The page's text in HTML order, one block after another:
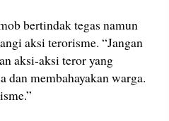
bertindak tegas namun
aksi terorisme. “Jangan
aksi-aksi teror yang
dan membahayakan warga.